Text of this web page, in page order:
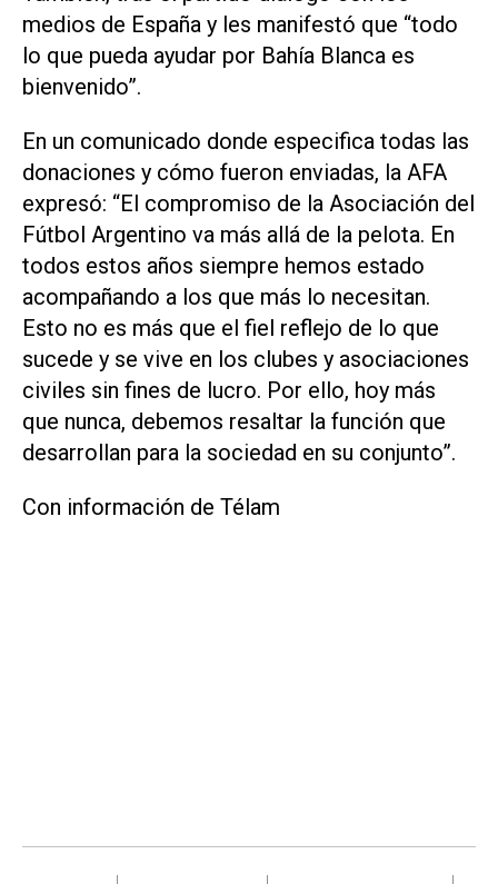
medios de España y les manifestó que “todo
lo que pueda ayudar por Bahía Blanca es
bienvenido”.
En un comunicado donde especifica todas las
donaciones y cómo fueron enviadas, la AFA
expresó: “El compromiso de la Asociación del
Fútbol Argentino va más allá de la pelota. En
todos estos años siempre hemos estado
acompañando a los que más lo necesitan.
Esto no es más que el fiel reflejo de lo que
sucede y se vive en los clubes y asociaciones
civiles sin fines de lucro. Por ello, hoy más
que nunca, debemos resaltar la función que
desarrollan para la sociedad en su conjunto”.
Con información de Télam